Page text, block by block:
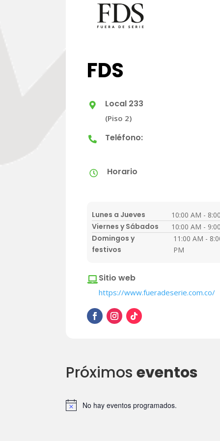
FDS
 Local 233
(Piso 2)
 Teléfono:
 Horario
Lunes a Jueves 10:00 AM -
Viernes y Sábados 10:00 AM -
Domingos y
festivos
11:00 AM -
PM
 Sitio web
https://www.fueradeserie.com.co/
Próximoseventos
A
No hay eventos programados.